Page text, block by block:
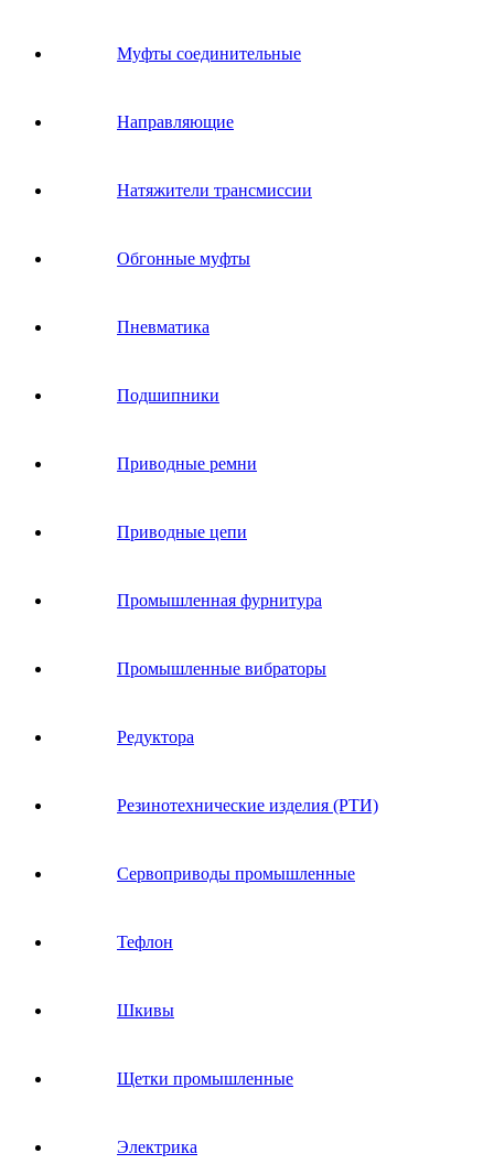
Муфты соединительные
Направляющие
Натяжители трансмиссии
Обгонные муфты
Пневматика
Подшипники
Приводные ремни
Приводные цепи
Промышленная фурнитура
Промышленные вибраторы
Редуктора
Резинотехнические изделия (РТИ)
Сервоприводы промышленные
Тефлон
Шкивы
Щетки промышленные
Электрика